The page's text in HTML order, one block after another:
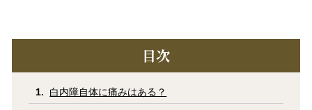
プライバシーポリシー
初診時における情報開示に関して
目次
白内障自体に痛みはある？